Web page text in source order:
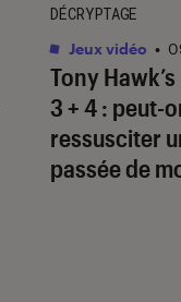
Tony
3 + 4: peut-
ressusciter
passée de
DÉCRYPTAGE
Jeux vidéo •